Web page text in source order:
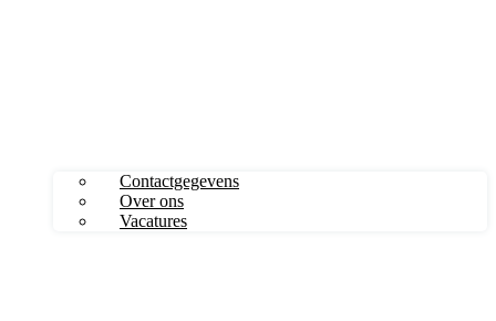
Contactgegevens
Over ons
Vacatures